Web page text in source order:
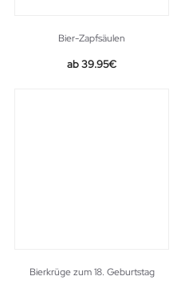
Bier-Zapfsäulen
39.95€
Bierkrüge zum 18. Geburtstag